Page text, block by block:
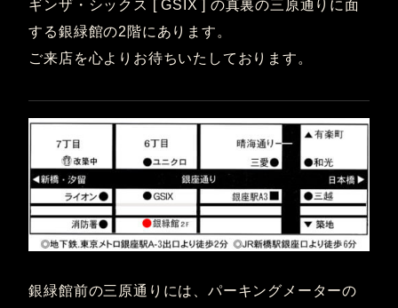
ギンザ・シックス [ GSIX ] の真裏の三原通りに面
する銀緑館の2階にあります。
ご来店を心よりお待ちいたしております。
銀緑館前の三原通りには、パーキングメーターの